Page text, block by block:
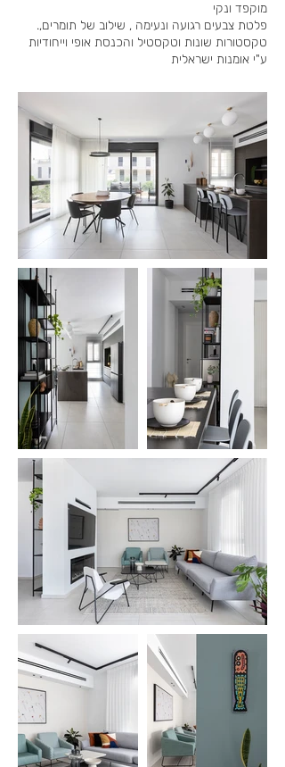
מוקפד ונקי
.פלטת צבעים רגועה ונעימה , שילוב של תומרים,
טקסטורות שונות וטקסטיל והכנסת אופי וייחודיות
ע"י אומנות ישראלית